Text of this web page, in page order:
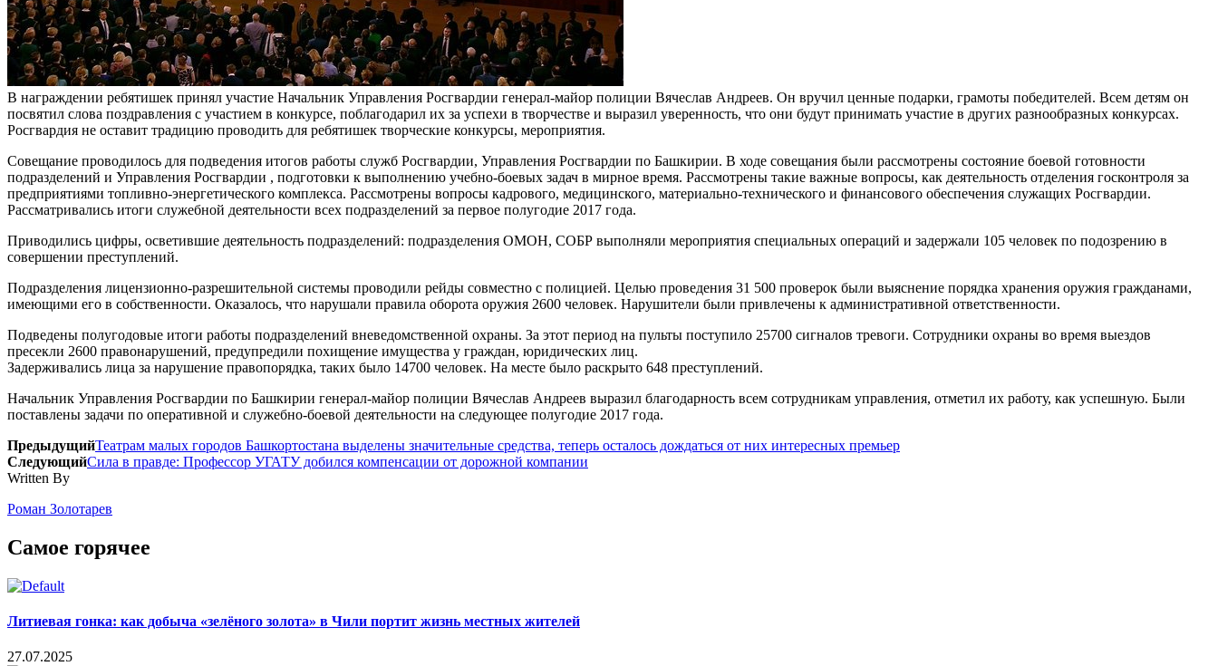
В награждении ребятишек принял участие Начальник Управления Росгвардии генерал-майор полиции Вячеслав Андреев. Он вручил ценные подарки, грамоты победителей. Всем детям он
посвятил слова поздравления с участием в конкурсе, поблагодарил их за успехи в творчестве и выразил уверенность, что они будут принимать участие в других разнообразных конкурсах.
Росгвардия не оставит традицию проводить для ребятишек творческие конкурсы, мероприятия.
Совещание проводилось для подведения итогов работы служб Росгвардии, Управления Росгвардии по Башкирии. В ходе совещания были рассмотрены состояние боевой готовности
подразделений и Управления Росгвардии , подготовки к выполнению учебно-боевых задач в мирное время. Рассмотрены такие важные вопросы, как деятельность отделения госконтроля за
предприятиями топливно-энергетического комплекса. Рассмотрены вопросы кадрового, медицинского, материально-технического и финансового обеспечения служащих Росгвардии.
Рассматривались итоги служебной деятельности всех подразделений за первое полугодие 2017 года.
Приводились цифры, осветившие деятельность подразделений: подразделения ОМОН, СОБР выполняли мероприятия специальных операций и задержали 105 человек по подозрению в
совершении преступлений.
Подразделения лицензионно-разрешительной системы проводили рейды совместно с полицией. Целью проведения 31 500 проверок были выяснение порядка хранения оружия гражданами,
имеющими его в собственности. Оказалось, что нарушали правила оборота оружия 2600 человек. Нарушители были привлечены к административной ответственности.
Подведены полугодовые итоги работы подразделений вневедомственной охраны. За этот период на пульты поступило 25700 сигналов тревоги. Сотрудники охраны во время выездов
пресекли 2600 правонарушений, предупредили похищение имущества у граждан, юридических лиц.
Задерживались лица за нарушение правопорядка, таких было 14700 человек. На месте было раскрыто 648 преступлений.
Начальник Управления Росгвардии по Башкирии генерал-майор полиции Вячеслав Андреев выразил благодарность всем сотрудникам управления, отметил их работу, как успешную. Были
поставлены задачи по оперативной и служебно-боевой деятельности на следующее полугодие 2017 года.
ПредыдущийТеатрам малых городов Башкортостана выделены значительные средства, теперь осталось дождаться от них интересных премьер
СледующийСила в правде: Профессор УГАТУ добился компенсации от дорожной компании
Written By
Роман Золотарев
Самое горячее
Литиевая гонка: как добыча «зелёного золота» в Чили портит жизнь местных жителей
27.07.2025